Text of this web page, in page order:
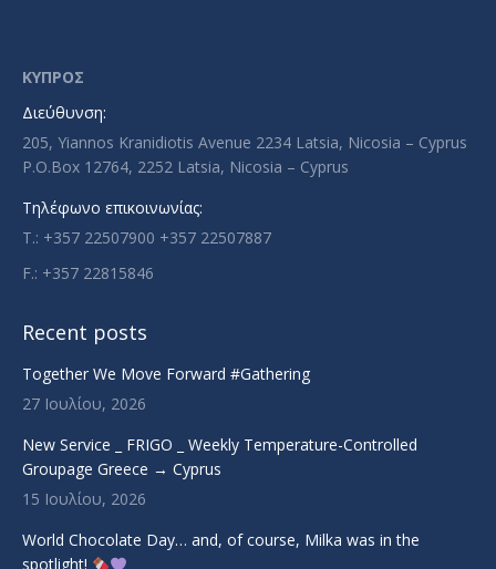
in
new
in
window
ΚΥΠΡΟΣ
Διεύθυνση:
205, Yiannos Kranidiotis Avenue 2234 Latsia, Nicosia – Cyprus
P.O.Box 12764, 2252 Latsia, Nicosia – Cyprus
Τηλέφωνο επικοινωνίας:
T.: +357 22507900 +357 22507887
F.: +357 22815846
Recent posts
Together We Move Forward #Gathering
27 Ιουλίου, 2026
New Service _ FRIGO _ Weekly Temperature-Controlled
Groupage Greece → Cyprus
15 Ιουλίου, 2026
World Chocolate Day… and, of course, Milka was in the
spotlight!